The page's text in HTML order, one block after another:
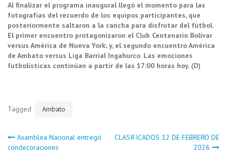
Al finalizar el programa inaugural llegó el momento para las
fotografías del recuerdo de los equipos participantes, que
posteriormente saltaron a la cancha para disfrutar del fútbol.
El primer encuentro protagonizaron el Club Centenario Bolívar
versus América de Nueva York; y, el segundo encuentro América
de Ambato versus Liga Barrial Ingahurco. Las emociones
futbolísticas continúan a partir de las 17:00 horas hoy. (D)
Tagged Ambato
Navegación
Asamblea Nacional entregó
condecoraciones
CLASIFICADOS 12 DE FEBRERO DE
2026